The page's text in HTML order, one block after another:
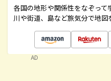
各国の地形や関係性をなぞって
川や街道、島など旅気分で地図
AD